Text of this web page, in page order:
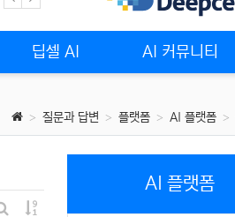
딥셀 AI AI 커뮤니티
질문과 답변 플랫폼 AI 플랫폼
게시물 정렬
AI 플랫폼